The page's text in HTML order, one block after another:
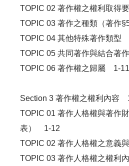
TOPIC 02 著作權之權利取得
TOPIC 03 著作之種類（著作
TOPIC 04 其他特殊著作類型
TOPIC 05 共同著作與結合著
TOPIC 06 著作權之歸屬 1-11
Section 3 著作權之權利內容
TOPIC 01 著作人格權與著作
表） 1-12
TOPIC 02 著作人格權之意義
TOPIC 03 著作人格權之權利